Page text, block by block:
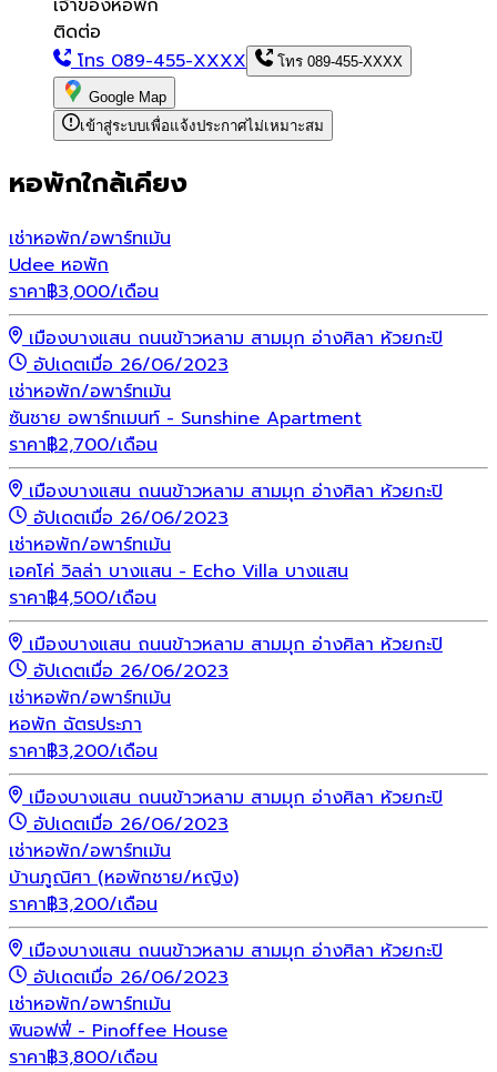
เจ้าของหอพัก
ติดต่อ
โทร089-455-XXXX โทร 089-455-XXXX
Google Map
เข้าสู่ระบบเพื่อแจ้งประกาศไม่เหมาะสม
หอพักใกล้เคียง
เช่าหอพัก/อพาร์ทเม้น
Udee หอพัก
ราคา฿3,000/เดือน
เมืองบางแสน ถนนข้าวหลาม สามมุก อ่างศิลา ห้วยกะปิ
อัปเดตเมื่อ 26/06/2023
เช่าหอพัก/อพาร์ทเม้น
ซันชาย อพาร์ทเมนท์ - Sunshine Apartment
ราคา฿2,700/เดือน
เมืองบางแสน ถนนข้าวหลาม สามมุก อ่างศิลา ห้วยกะปิ
อัปเดตเมื่อ 26/06/2023
เช่าหอพัก/อพาร์ทเม้น
เอคโค่ วิลล่า บางแสน - Echo Villa บางแสน
ราคา฿4,500/เดือน
เมืองบางแสน ถนนข้าวหลาม สามมุก อ่างศิลา ห้วยกะปิ
อัปเดตเมื่อ 26/06/2023
เช่าหอพัก/อพาร์ทเม้น
หอพัก ฉัตรประภา
ราคา฿3,200/เดือน
เมืองบางแสน ถนนข้าวหลาม สามมุก อ่างศิลา ห้วยกะปิ
อัปเดตเมื่อ 26/06/2023
เช่าหอพัก/อพาร์ทเม้น
บ้านภูณิศา (หอพักชาย/หญิง)
ราคา฿3,200/เดือน
เมืองบางแสน ถนนข้าวหลาม สามมุก อ่างศิลา ห้วยกะปิ
อัปเดตเมื่อ 26/06/2023
เช่าหอพัก/อพาร์ทเม้น
พินอฟฟี่ - Pinoffee House
ราคา฿3,800/เดือน